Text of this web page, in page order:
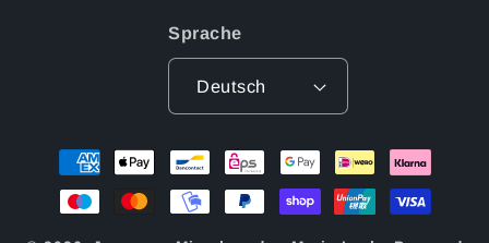
Sprache
Deutsch
Zahlungsmethoden